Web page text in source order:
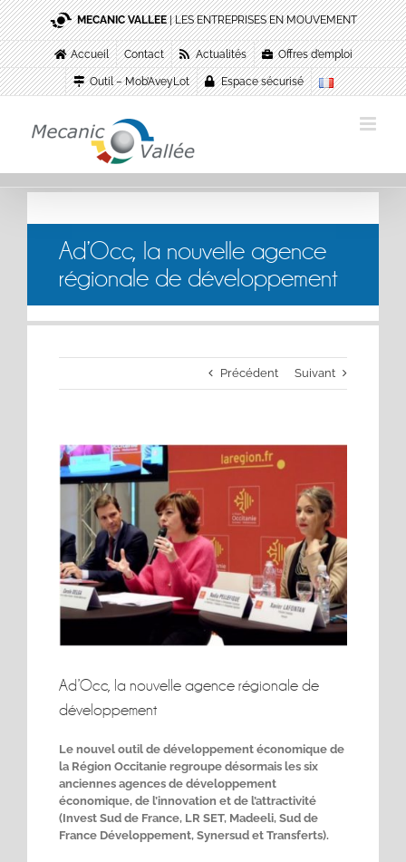
Passer
au
contenu
MECANIC VALLEE| LES ENTREPRISES EN MOUVEMENT
Accueil Contact Actualités Offres d’emploi
Outil – Mob’AveyLot Espace sécurisé
Ad’Occ, la nouvelle agence
régionale de développement
Précédent Suivant
Voir
l'image
agrandie
Ad’Occ, la nouvelle agence régionale de
développement
Le nouvel outil de développement économique de
la Région Occitanie regroupe désormais les six
anciennes agences de développement
économique, de l’innovation et de l’attractivité
(Invest Sud de France, LR SET, Madeeli, Sud de
France Développement, Synersud et Transferts).